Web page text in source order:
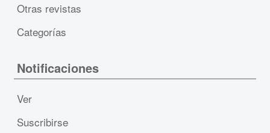
Otras revistas
Categorías
Notificaciones
Ver
Suscribirse